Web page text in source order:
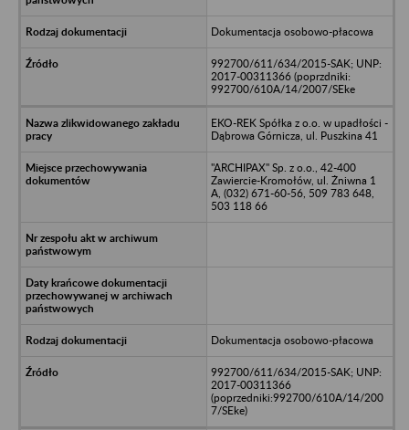
Dokumentacja osobowo-płacowa
992700/611/634/2015-SAK; UNP:
2017-00311366 (poprzdniki:
992700/610A/14/2007/SEke
EKO-REK Spółka z o.o. w upadłości -
Dąbrowa Górnicza, ul. Puszkina 41
"ARCHIPAX" Sp. z o.o., 42-400
Zawiercie-Kromołów, ul. Żniwna 1
A, (032) 671-60-56, 509 783 648,
503 118 66
Dokumentacja osobowo-płacowa
992700/611/634/2015-SAK; UNP:
2017-00311366
(poprzedniki:992700/610A/14/200
7/SEke)